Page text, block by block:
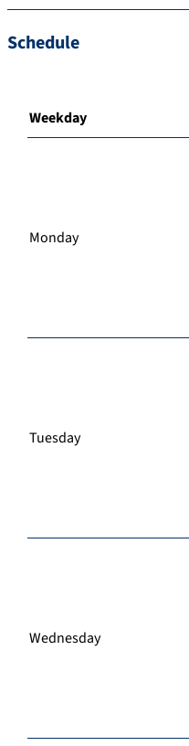
Schedule
Weekday
Monday
Tuesday
Wednesday